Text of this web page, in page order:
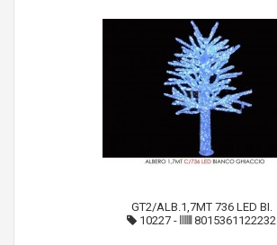
GT2/ALB.1,7MT 736 LED BI.
10227 - 8015361122232